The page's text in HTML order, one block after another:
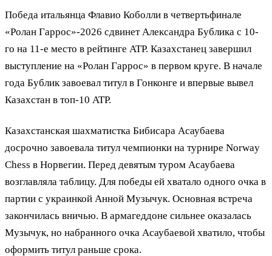
Победа итальянца Флавио Коболли в четвертьфинале
«Ролан Гаррос»-2026 сдвинет Александра Бублика с 10-
го на 11-е место в рейтинге ATP. Казахстанец завершил
выступление на «Ролан Гаррос» в первом круге. В начале
года Бублик завоевал титул в Гонконге и впервые вывел
Казахстан в топ-10 ATP.
Казахстанская шахматистка Бибисара Асаубаева
досрочно завоевала титул чемпионки на турнире Norway
Chess в Норвегии. Перед девятым туром Асаубаева
возглавляла таблицу. Для победы ей хватало одного очка в
партии с украинкой Анной Музычук. Основная встреча
закончилась вничью. В армагеддоне сильнее оказалась
Музычук, но набранного очка Асаубаевой хватило, чтобы
оформить титул раньше срока.